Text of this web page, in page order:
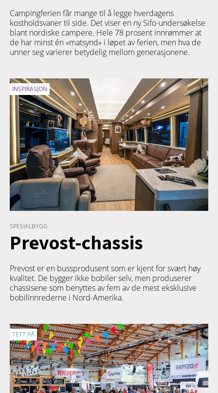
Campingferien får mange til å legge hverdagens
kostholdsvaner til side. Det viser en ny Sifo-undersøkelse
blant nordiske campere. Hele 78 prosent innrømmer at
de har minst én «matsynd» i løpet av ferien, men hva de
unner seg varierer betydelig mellom generasjonene.
INSPIRASJON
SPESIALBYGG
Prevost-chassis
Prevost er en bussprodusent som er kjent for svært høy
kvalitet. De bygger ikke bobiler selv, men produserer
chassisene som benyttes av fem av de mest eksklusive
bobilinnrederne i Nord-Amerika.
TETT PÅ